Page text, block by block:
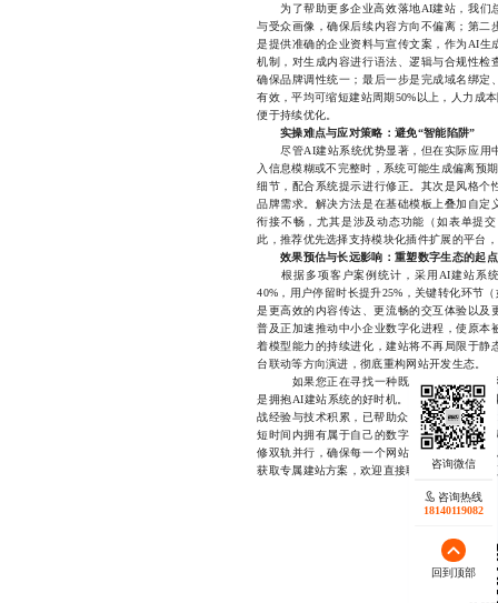
为了帮助更多企业高效落地AI建站，我们
与受众画像，确保后续内容方向不偏离；第
是提供准确的企业资料与宣传文案，作为AI生
机制，对生成内容进行语法、逻辑与合规性
确保品牌调性统一；最后一步是完成域名绑
有效，平均可缩短建站周期50%以上，人力成
便于持续优化。
实操难点与应对策略：避免“智能陷阱”
尽管AI建站系统优势显著，但在实际应用
入信息模糊或不完整时，系统可能生成偏离预
细节，配合系统提示进行修正。其次是风格
品牌需求。解决方法是在基础模板上叠加自
衔接不畅，尤其是涉及动态功能（如表单提
此，推荐优先选择支持模块化插件扩展的平台
效果预估与长远影响：重塑数字生态的起点
根据多项客户案例统计，采用AI建站系统
40%，用户停留时长提升25%，关键转化环节
是更高效的内容传达、更流畅的交互体验以
普及正加速推动中小企业数字化进程，使原
着模型能力的持续进化，建站将不再局限于
台联动等方向演进，彻底重构网站开发生态。
如果您正在寻找一种既能快速搭建专业网
是拥抱AI建站系统的好时机。我们专注于为企
战经验与技术积累，已帮助众多客户实现从0
短时间内拥有属于自己的数字门户。我们的
修双轨并行，确保每一个网站既符合品牌定
获取专属建站方案，欢迎直接联系我们的技术
咨询热线
18140119082
回到顶部